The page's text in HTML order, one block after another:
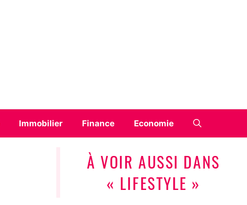
Immobilier Finance Economie
À VOIR AUSSI DANS
« LIFESTYLE »